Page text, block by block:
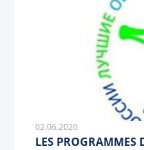
02.06.2020
LES PROGRAMMES